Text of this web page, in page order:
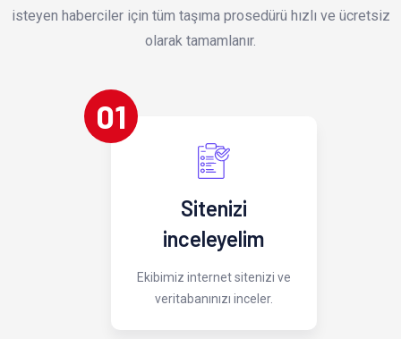
isteyen haberciler için tüm taşıma prosedürü hızlı ve ücretsiz
olarak tamamlanır.
01
Sitenizi
inceleyelim
Ekibimiz internet sitenizi ve
veritabanınızı inceler.